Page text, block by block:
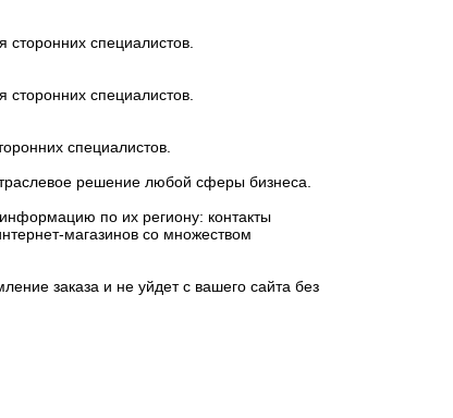
специалистов.
специалистов.
специалистов.
решение любой сферы бизнеса.
по их региону: контакты
магазинов со множеством
заказа и не уйдет с вашего сайта без